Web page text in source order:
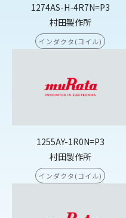
1274AS-H-4R7N=P3
村田製作所
インダクタ(コイル)
1255AY-1R0N=P3
村田製作所
インダクタ(コイル)